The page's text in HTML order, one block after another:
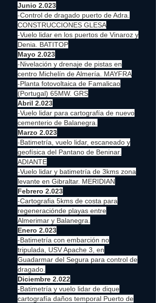
Junio 2.023
-Control de dragado puerto de Adra.
CONSTRUCCIONES GLESA
-Vuelo lidar en los puertos de Vinaroz y
Denia. BATITOP
Mayo 2.023
-Nivelación y drenaje de pistas en
centro Michelín de Almería. MAYFRA
-Planta fotovoltaica de Famalicao
(Portugal) 65MW. GRS
Abril 2.023
-Vuelo lidar para cartografía de nuevo
cementerio de Balanegra.
Marzo 2.023
-Batimetría, vuelo lidar, escaneado y
geofísica del Pantano de Beninar.
ADIANTE
-Vuelo lidar y batimetría de 3kms zona
levante en Gibraltar. MERIDIAN
Febrero 2.023
-Cartografia 5kms de costa para
regeneraciónde playas entre
Almerimar y Balanegra.
Enero 2.023
-Batimetría con embarción no
tripulada, USV Apache 3, en
Guadarmar del Segura para control de
dragado.
Diciembre 2.022
-Batimetría y vuelo lidar de dique
cartografía daños temporal Puerto de